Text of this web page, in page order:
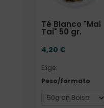
Té Blanco "Mai
Tai" 50 gr.
4,20 €
Elige:
Peso/formato